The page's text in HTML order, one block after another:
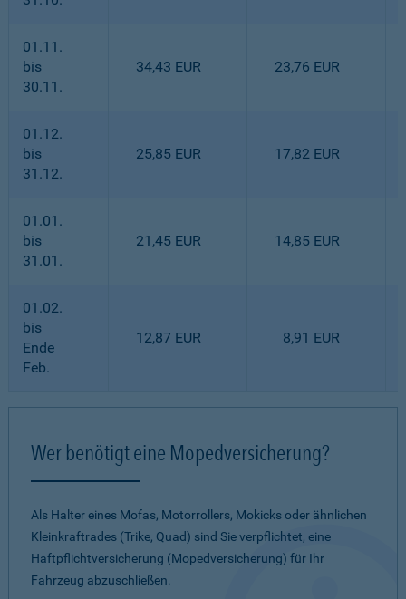
01.11.
bis
30.11.
34,43 EUR 23,76 EUR
01.12.
bis
31.12.
25,85 EUR 17,82 EUR
01.01.
bis
31.01.
21,45 EUR 14,85 EUR
01.02.
bis
Ende
Feb.
12,87 EUR 8,91 EUR
Wer benötigt eine Mopedversicherung?
Als Halter eines Mofas, Motorrollers, Mokicks oder ähnlichen
Kleinkraftrades (Trike, Quad) sind Sie verpflichtet, eine
Haftpflichtversicherung (Mopedversicherung) für Ihr
Fahrzeug abzuschließen.